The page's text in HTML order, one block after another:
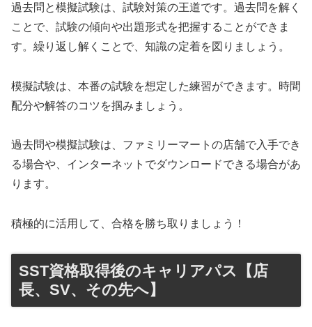
過去問と模擬試験は、試験対策の王道です。過去問を解く
ことで、試験の傾向や出題形式を把握することができま
す。繰り返し解くことで、知識の定着を図りましょう。
模擬試験は、本番の試験を想定した練習ができます。時間
配分や解答のコツを掴みましょう。
過去問や模擬試験は、ファミリーマートの店舗で入手でき
る場合や、インターネットでダウンロードできる場合があ
ります。
積極的に活用して、合格を勝ち取りましょう！
SST資格取得後のキャリアパス【店
長、SV、その先へ】